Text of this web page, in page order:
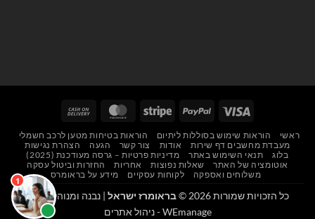
Visa
PayPal
Stripe
MasterCard
Delivery
ראשי הוראות שימוש בסוללות ליתיום
הוראות בטיחות מטען לרכב חשמלי
מעבדת מחשבים דף שירות
אודות צור קשר הגעה
הצהרת נגישות
בלוג
תנאי השימוש באתר
מדיניות פרטיות – גרסה מעודכנת (2025)
אוטומציה של האתר
שאלות נפוצות אחריות
החזרות וביטול עסקה
משלוחים ואספקה
לקוחות עסקיים מידע על בראומרס
כל הזכויות שמורות 2026 © בראומרז ישראל | נבנה ומנוהל על ידי
WEmanage - ניהול אתרים